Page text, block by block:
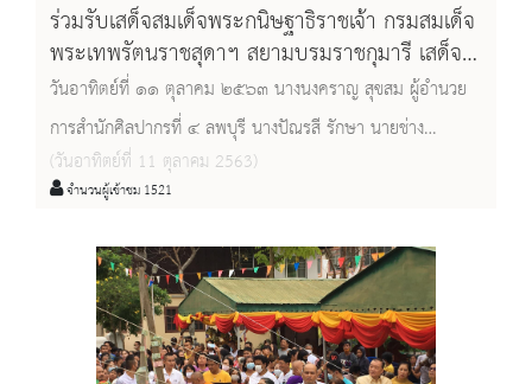
ร่วมรับเสด็จสมเด็จพระกนิษฐาธิราชเจ้า กรมสมเด็จ
พระเทพรัตนราชสุดาฯ สยามบรมราชกุมารี เสด็จ
พระราชดำเนินทรงทอดผ้าพระกฐินของ
สภากาชาดไทย และถวายรายงานการบูรณะพระ
อุโบสถ ณ วัดทัพทันวัฒนาราม อำเภอทัพทัน
จังหวัดอุทัยธานี
วันอาทิตย์ที่ ๑๑ ตุลาคม ๒๕๖๓ นางนงคราญ สุขสม ผู้อำนวย
การสำนักศิลปากรที่ ๔ ลพบุรี นางปัณรสี รักษา นายช่าง
ศิลปกรรมชำนาญงาน นายพรชัย นาคทอง นายช่างโยธาปฏิบัติ
งาน และเจ้าหน้าที่ ร่วมรับเสด็จสมเด็จพระกนิษฐาธิราชเจ้า กรม
สมเด็จพระเทพรัตนราชสุดาฯ สยามบรมราชกุมารี เสด็จ
พระราชดำเนินทรงทอดผ้าพระกฐินของสภากาชาดไทย และ
ถวายรายงานการบูรณะพระอุโบสถ ณ วัดทัพทันวัฒนาราม
อำเภอทัพทัน จังหวัดอุทัยธานี
(วันอาทิตย์ที่ 11 ตุลาคม 2563)
จำนวนผู้เข้าชม 1521